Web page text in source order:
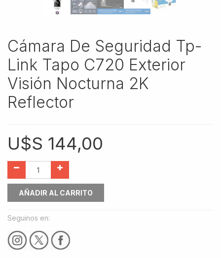
Cámara De Seguridad Tp-
Link Tapo C720 Exterior
Visión Nocturna 2K
Reflector
U$S 144,00
AÑADIR AL CARRITO
Seguinos en: